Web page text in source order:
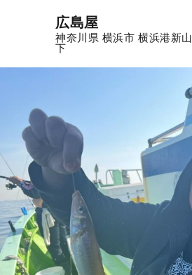
広島屋
神奈川県 横浜市 横浜港新山
下